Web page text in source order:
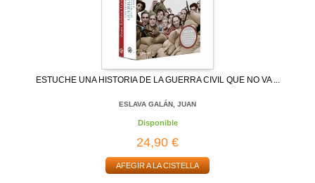
ESTUCHE UNA HISTORIA DE LA GUERRA CIVIL QUE NO VA ...
ESLAVA GALÁN, JUAN
Disponible
24,90 €
AFEGIR A LA CISTELLA